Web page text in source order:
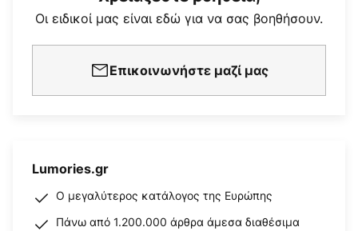
Οι ειδικοί μας είναι εδώ για να σας βοηθήσουν.
Επικοινωνήστε μαζί μας
Lumories.gr
Ο μεγαλύτερος κατάλογος της Ευρώπης
Πάνω από 1.200.000 άρθρα άμεσα διαθέσιμα